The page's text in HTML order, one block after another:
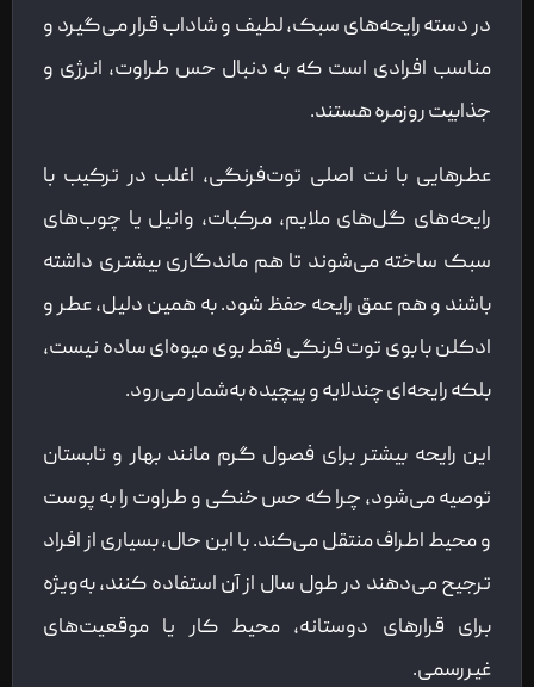
در دسته رایحه‌های سبک، لطیف و شاداب قرار می‌گیرد و
مناسب افرادی است که به دنبال حس طراوت، انرژی و
جذابیت روزمره هستند.
عطرهایی با نت اصلی توت‌فرنگی، اغلب در ترکیب با
رایحه‌های گل‌های ملایم، مرکبات، وانیل یا چوب‌های
سبک ساخته می‌شوند تا هم ماندگاری بیشتری داشته
باشند و هم عمق رایحه حفظ شود. به همین دلیل، عطر و
ادکلن با بوی توت فرنگی فقط بوی میوه‌ای ساده نیست،
بلکه رایحه‌ای چندلایه و پیچیده به‌شمار می‌رود.
این رایحه بیشتر برای فصول گرم مانند بهار و تابستان
توصیه می‌شود، چرا که حس خنکی و طراوت را به پوست
و محیط اطراف منتقل می‌کند. با این حال، بسیاری از افراد
ترجیح می‌دهند در طول سال از آن استفاده کنند، به‌ویژه
برای قرارهای دوستانه، محیط کار یا موقعیت‌های
غیررسمی.